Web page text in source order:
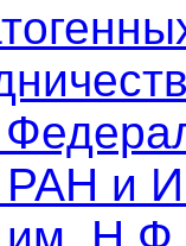
и